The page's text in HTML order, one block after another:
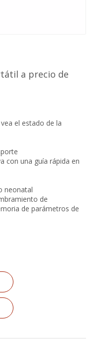
a precio de
vea el estado de la
con una guía rápida
neonatal
de
de parámetros